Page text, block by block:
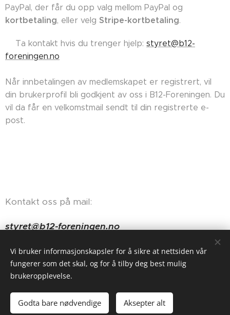
PayPal, der får du opp valg mellom PayPal og
kortbetaling, eller velg Stripe-kortbetaling.
👉🏼Ta kontakt hvis du trenger hjelp: styret@b12-
foreningen.no
Når innbetalingen av medlemskapet er registrert, vil
din brukerprofil bli godkjent av oss i B12-Foreningen. Du
vil da får en velkomstmail sendt til din registrerte e-
post.
Kontakt oss på mail:
styret@b12-foreningen.no
Haugerudveien 84, 0674 Oslo
Vi bruker informasjonskapsler for å sikre at nettsiden vår
fungerer som det skal, og for å tilby deg best mulig
brukeropplevelse.
Godta bare nødvendige Aksepter alt